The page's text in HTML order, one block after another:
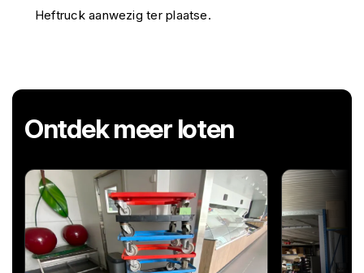
Heftruck aanwezig ter plaatse.
Ontdek meer loten